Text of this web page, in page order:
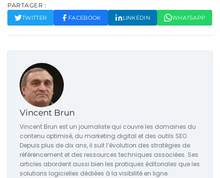
PARTAGER :
TWITTER FACEBOOK LINKEDIN WHATSAPP
Vincent Brun
Vincent Brun est un journaliste qui couvre les domaines du
contenu optimisé, du marketing digital et des outils SEO.
Depuis plus de dix ans, il suit l’évolution des stratégies de
référencement et des ressources techniques associées. Ses
articles abordent aussi bien les pratiques éditoriales que les
solutions logicielles dédiées à la visibilité en ligne.